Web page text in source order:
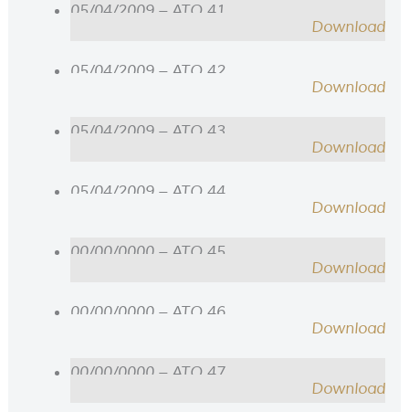
05/04/2009 – ATO 41
Download
05/04/2009 – ATO 42
Download
05/04/2009 – ATO 43
Download
05/04/2009 – ATO 44
Download
00/00/0000 – ATO 45
Download
00/00/0000 – ATO 46
Download
00/00/0000 – ATO 47
Download